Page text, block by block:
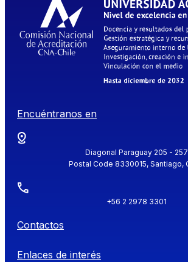
Encuéntranos en
Diagonal Paraguay 205 - 257
Postal Code 8330015, Santiago,
+56 2 2978 3301
Contactos
Enlaces de interés